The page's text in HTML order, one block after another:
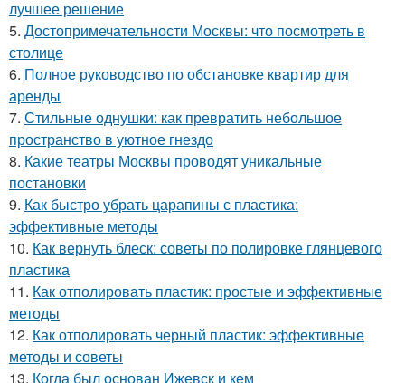
лучшее решение
5. Достопримечательности Москвы: что посмотреть в
столице
6. Полное руководство по обстановке квартир для
аренды
7. Стильные однушки: как превратить небольшое
пространство в уютное гнездо
8. Какие театры Москвы проводят уникальные
постановки
9. Как быстро убрать царапины с пластика:
эффективные методы
10. Как вернуть блеск: советы по полировке глянцевого
пластика
11. Как отполировать пластик: простые и эффективные
методы
12. Как отполировать черный пластик: эффективные
методы и советы
13. Когда был основан Ижевск и кем